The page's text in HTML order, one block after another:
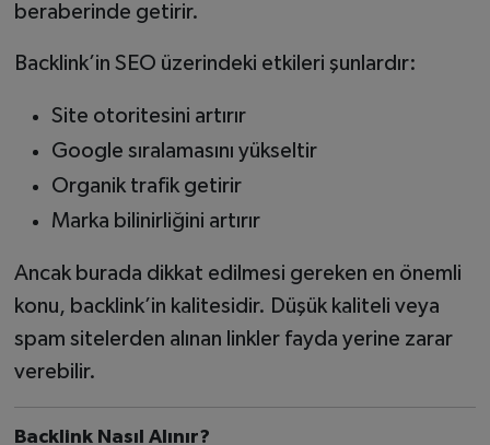
beraberinde getirir.
Backlink’in SEO üzerindeki etkileri şunlardır:
Site otoritesini artırır
Google sıralamasını yükseltir
Organik trafik getirir
Marka bilinirliğini artırır
Ancak burada dikkat edilmesi gereken en önemli
konu, backlink’in kalitesidir. Düşük kaliteli veya
spam sitelerden alınan linkler fayda yerine zarar
verebilir.
Backlink Nasıl Alınır?